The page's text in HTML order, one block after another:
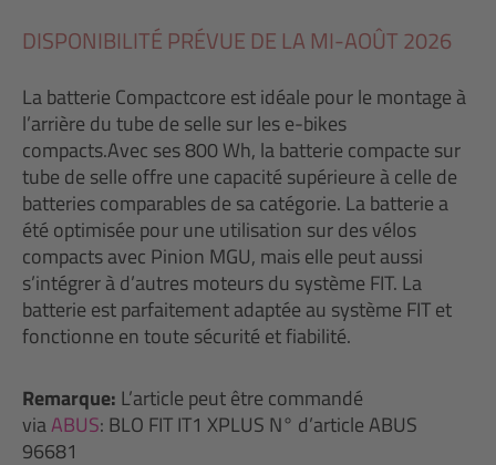
DISPONIBILITÉ PRÉVUE DE LA MI-AOÛT 2026
La batterie Compactcore est idéale pour le montage à
l’arrière du tube de selle sur les e-bikes
compacts.Avec ses 800 Wh, la batterie compacte sur
tube de selle offre une capacité supérieure à celle de
batteries comparables de sa catégorie. La batterie a
été optimisée pour une utilisation sur des vélos
compacts avec Pinion MGU, mais elle peut aussi
s’intégrer à d’autres moteurs du système FIT. La
batterie est parfaitement adaptée au système FIT et
fonctionne en toute sécurité et fiabilité.
Remarque: L’article peut être commandé
viaABUS: BLO FIT IT1 XPLUS N° d’article ABUS
96681